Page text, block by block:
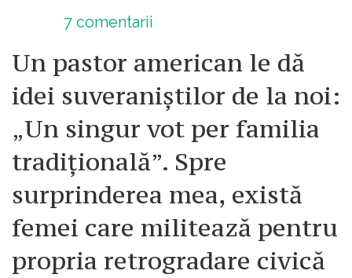
7 comentarii
Un pastor american le dă
idei suveraniștilor de la noi:
„Un singur vot per familia
tradițională”. Spre
surprinderea mea, există
femei care militează pentru
propria retrogradare civică